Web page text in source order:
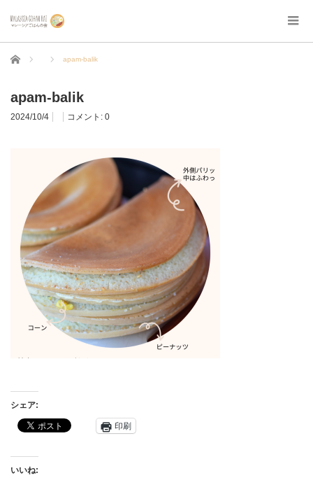
ホーム apam-balik
apam-balik
2024/10/4 コメント: 0
シェア:
印刷
いいね: